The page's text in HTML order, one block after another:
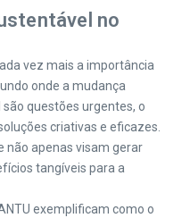
no
vez mais a importância
onde a mudança
questões urgentes, o
criativas e eficazes.
não apenas visam gerar
tangíveis para a
exemplificam como o